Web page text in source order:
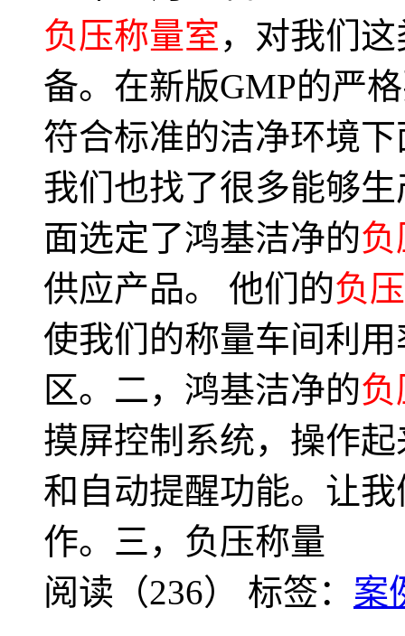
负压称量室，对我们
备。在新版GMP的严
符合标准的洁净环境
我们也找了很多能够生
面选定了鸿基洁净的
供应产品。 他们的负
使我们的称量车间利
区。二，鸿基洁净的
摸屏控制系统，操作
和自动提醒功能。让
作。三，负压称量
阅读（236） 标签： 案